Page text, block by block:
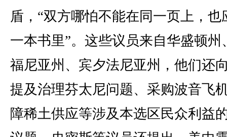
盾，“双方哪怕不能在同一页上，也
一本书里”。这些议员来自华盛顿州
福尼亚州、宾夕法尼亚州，他们还
提及治理芬太尼问题、采购波音飞
障稀土供应等涉及本选区民众利益